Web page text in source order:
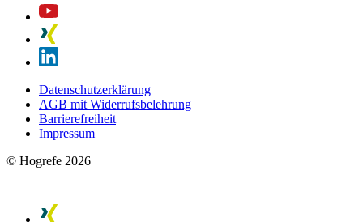
Datenschutzerklärung
AGB mit Widerrufsbelehrung
Barrierefreiheit
Impressum
© Hogrefe 2026